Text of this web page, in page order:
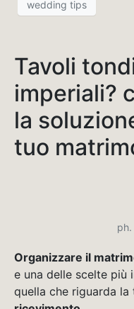
wedding tips
Tavoli
imperiali?
la
tuo
ph.
Organizzare il
e una delle scelte più
quella che riguarda